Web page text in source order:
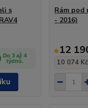
s
Do 3 až 4
týdnů.
Rám pod
- 2016)
12
10 074 Kč